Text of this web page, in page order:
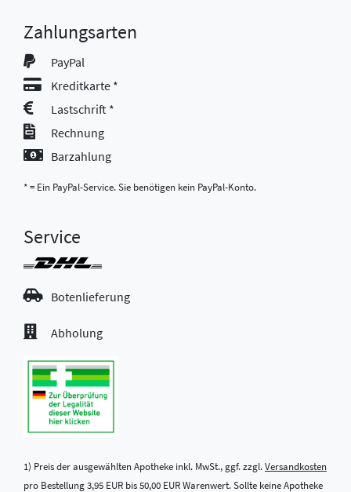
Zahlungsarten
PayPal
Kreditkarte *
Lastschrift *
Rechnung
Barzahlung
* = Ein PayPal-Service. Sie benötigen kein PayPal-Konto.
Service
Botenlieferung
Abholung
1) Preis der ausgewählten Apotheke inkl. MwSt., ggf. zzgl.Versandkosten
pro Bestellung 3,95 EUR bis 50,00 EUR Warenwert. Sollte keine Apotheke